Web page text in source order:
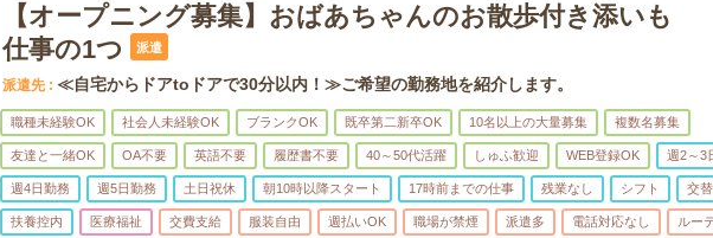
【オープニング募集】おばあちゃんのお散歩付き添いも
仕事の1つ
派遣
派遣先 ≪自宅からドアtoドアで30分以内！≫ご希望の勤務地を紹介します。
職種未経験OK 社会人未経験OK ブランクOK 既卒第二新卒OK 10名以上の大量募集 複数名募集
友達と一緒OK OA不要 英語不要 履歴書不要 40～50代活躍 しゅふ歓迎 WEB登録OK 週2～3
週4日勤務 週5日勤務 土日祝休 朝10時以降スタート 17時前までの仕事 残業なし シフト 交
扶養控内 医療福祉 交費支給 服装自由 週払いOK 職場が禁煙 派遣多 電話対応なし ルー